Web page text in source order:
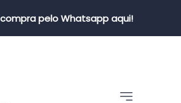
pelo Whatsapp aqui!